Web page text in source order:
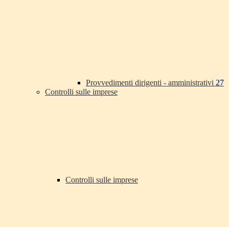
Provvedimenti dirigenti - amministrativi 27
Controlli sulle imprese
Controlli sulle imprese